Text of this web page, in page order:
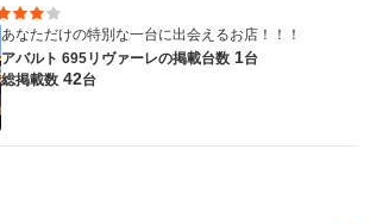
あなただけの特別な一台に出会えるお店！！！
アバルト 695リヴァーレの掲載台数 1台
総掲載数 42台